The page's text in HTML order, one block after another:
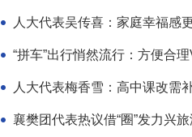
人大代表吴传喜：家庭幸福感
“拼车”出行悄然流行：方便合
人大代表梅香雪：高中课改需
襄樊团代表热议借“圈”发力兴